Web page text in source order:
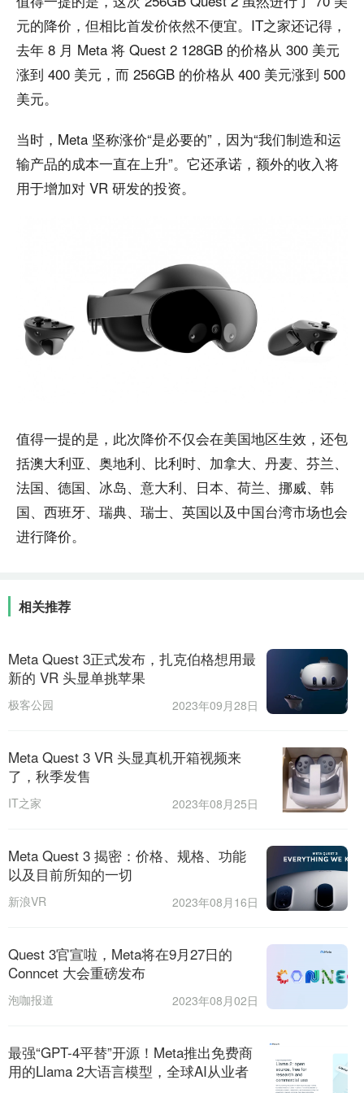
元的降价，但相比首发价依然不便宜。IT之家还记得，
去年 8 月 Meta 将 Quest 2 128GB 的价格从 300 美元
涨到 400 美元，而 256GB 的价格从 400 美元涨到 500
美元。
当时，Meta 坚称涨价“是必要的”，因为“我们制造和运
输产品的成本一直在上升”。它还承诺，额外的收入将
用于增加对 VR 研发的投资。
值得一提的是，此次降价不仅会在美国地区生效，还包
括澳大利亚、奥地利、比利时、加拿大、丹麦、芬兰、
法国、德国、冰岛、意大利、日本、荷兰、挪威、韩
国、西班牙、瑞典、瑞士、英国以及中国台湾市场也会
进行降价。
相关推荐
Meta Quest 3正式发布，扎克伯格想用最
新的 VR 头显单挑苹果
极客公园 2023年09月28日
Meta Quest 3 VR 头显真机开箱视频来
了，秋季发售
IT之家 2023年08月25日
Meta Quest 3 揭密：价格、规格、功能
以及目前所知的一切
新浪VR 2023年08月16日
Quest 3官宣啦，Meta将在9月27日的
Conncet 大会重磅发布
泡咖报道 2023年08月02日
最强“GPT-4平替”开源！Meta推出免费商
用的Llama 2大语言模型，全球AI从业者